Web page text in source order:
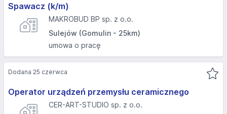
Spawacz (k/m)
MAKROBUD BP sp. z o.o.
Sulejów (Gomulin - 25km)
umowa o pracę
Operator urządzeń przemysłu ceramicznego
CER-ART-STUDIO sp. z o.o.
Dodana 25 czerwca